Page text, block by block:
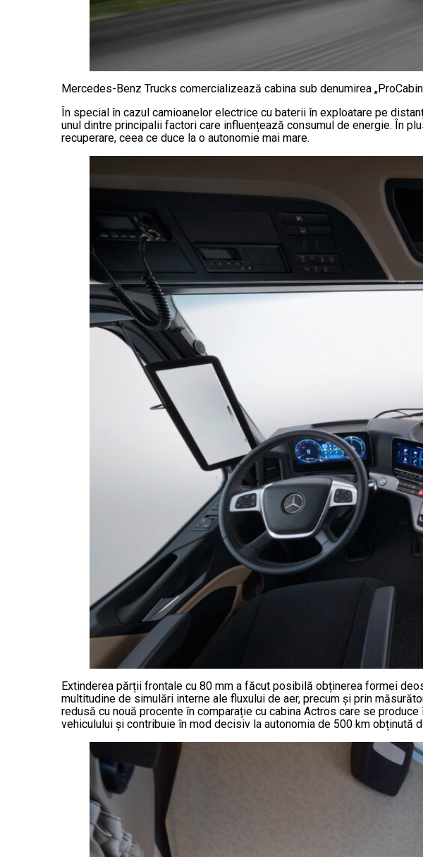
Mercedes-Benz Trucks comercializează cabina sub denumirea
În special în cazul camioanelor electrice cu baterii în exploatare pe
unul dintre principalii factori care influențează consumul de energie. În
recuperare, ceea ce duce la o autonomie mai mare.
Extinderea părții frontale cu 80 mm a făcut posibilă obținerea formei
multitudine de simulări interne ale fluxului de aer, precum și prin
redusă cu nouă procente în comparație cu cabina Actros care se
vehiculului și contribuie în mod decisiv la autonomia de 500 km obținută